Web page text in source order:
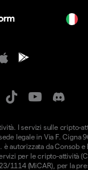
I servizi sulle cripto-
legale in Via F. Cigna
è autorizzata da Consob e
per le cripto-attività
1114 (MiCAR), per la